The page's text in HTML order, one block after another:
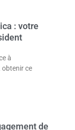
: votre
à
obtenir ce
de